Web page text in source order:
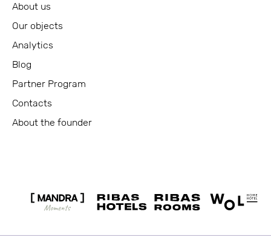
About us
Our objects
Analytics
Blog
Partner Program
Contacts
About the founder